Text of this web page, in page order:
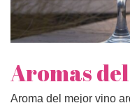
Aromas
Aroma del mejor vino